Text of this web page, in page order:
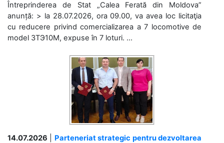
Întreprinderea de Stat „Calea Ferată din Moldova”
anunță: > la 28.07.2026, ora 09.00, va avea loc licitaţia
cu reducere privind comercializarea a 7 locomotive de
model 3ТЭ10М, expuse în 7 loturi. ...
14.07.2026
Parteneriat strategic pentru dezvoltarea